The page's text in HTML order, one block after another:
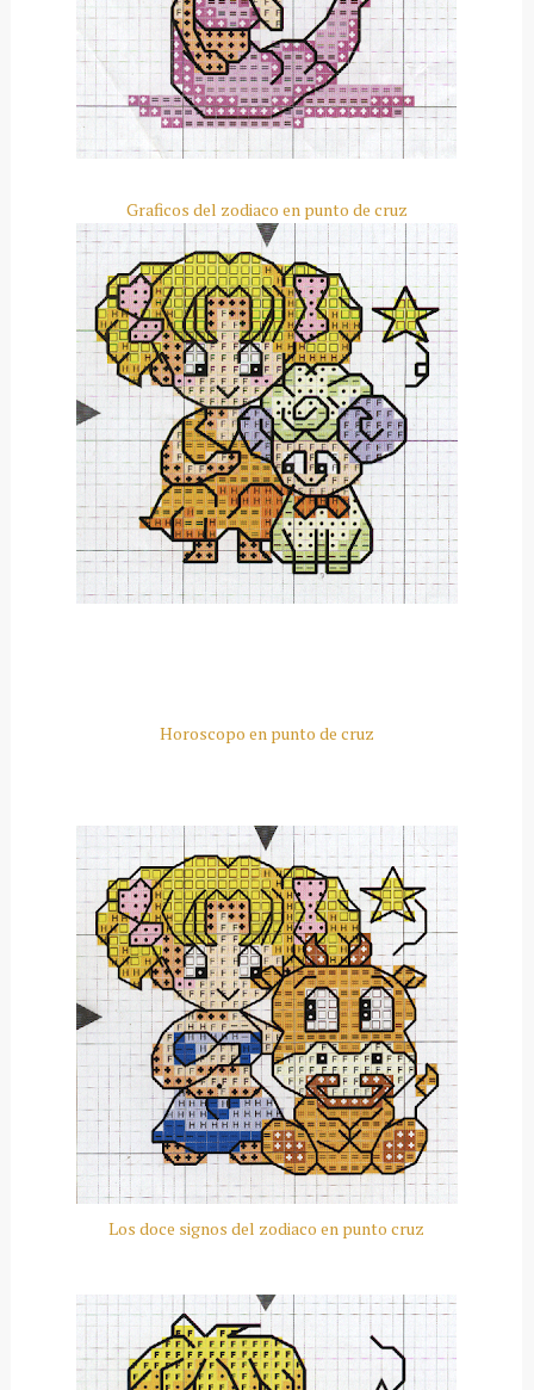
Graficos del zodiaco en punto de cruz
Horoscopo en punto de cruz
Los doce signos del zodiaco en punto cruz